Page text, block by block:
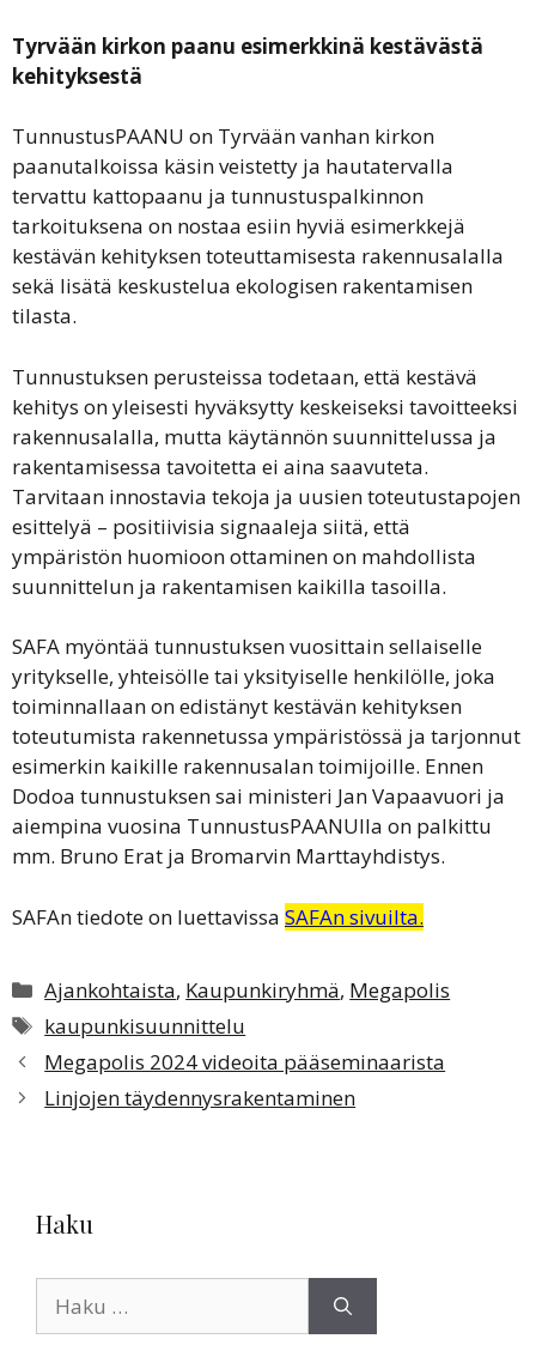
Tyrvään kirkon paanu esimerkkinä kestävästä
kehityksestä
TunnustusPAANU on Tyrvään vanhan kirkon
paanutalkoissa käsin veistetty ja hautatervalla
tervattu kattopaanu ja tunnustuspalkinnon
tarkoituksena on nostaa esiin hyviä esimerkkejä
kestävän kehityksen toteuttamisesta rakennusalalla
sekä lisätä keskustelua ekologisen rakentamisen
tilasta.
Tunnustuksen perusteissa todetaan, että kestävä
kehitys on yleisesti hyväksytty keskeiseksi tavoitteeksi
rakennusalalla, mutta käytännön suunnittelussa ja
rakentamisessa tavoitetta ei aina saavuteta.
Tarvitaan innostavia tekoja ja uusien toteutustapojen
esittelyä – positiivisia signaaleja siitä, että
ympäristön huomioon ottaminen on mahdollista
suunnittelun ja rakentamisen kaikilla tasoilla.
SAFA myöntää tunnustuksen vuosittain sellaiselle
yritykselle, yhteisölle tai yksityiselle henkilölle, joka
toiminnallaan on edistänyt kestävän kehityksen
toteutumista rakennetussa ympäristössä ja tarjonnut
esimerkin kaikille rakennusalan toimijoille. Ennen
Dodoa tunnustuksen sai ministeri Jan Vapaavuori ja
aiempina vuosina TunnustusPAANUlla on palkittu
mm. Bruno Erat ja Bromarvin Marttayhdistys.
SAFAn tiedote on luettavissa SAFAn sivuilta.
Kategoriat
Ajankohtaista, Kaupunkiryhmä, Megapolis
Avainsanat
kaupunkisuunnittelu
Megapolis 2024 videoita pääseminaarista
Linjojen täydennysrakentaminen
Haku